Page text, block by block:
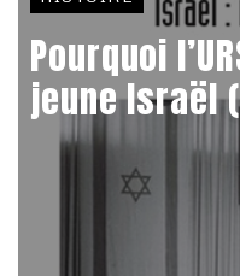
Pourquoi
jeune Israël